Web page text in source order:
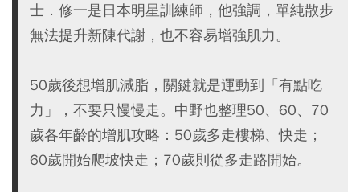
士．修一是日本明星訓練師，他強調，單純散步
無法提升新陳代謝，也不容易增強肌力。
50歲後想增肌減脂，關鍵就是運動到「有點吃
力」，不要只慢慢走。中野也整理50、60、70
歲各年齡的增肌攻略：50歲多走樓梯、快走；
60歲開始爬坡快走；70歲則從多走路開始。